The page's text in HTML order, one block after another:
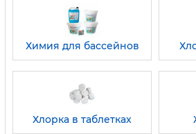
Химия для бассейнов
Хлорка в таблетках